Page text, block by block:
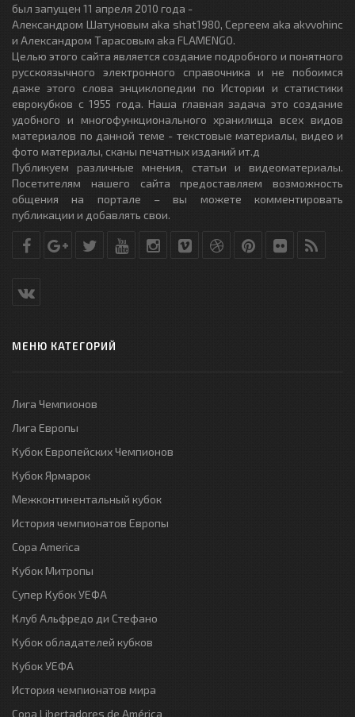
был запущен 11 апреля 2010 года -
Александром Шатуновым aka shat1980, Сергеем aka akvvohinc
и Александром Тарасовым aka FLAMENGO.
Целью этого сайта является создание подробного и понятного
русскоязычного электронного справочника и не побоимся
даже этого слова энциклопедии по Истории и статистики
еврокубков с 1955 года. Наша главная задача это создание
удобного и многофункционального хранилища всех видов
материалов по данной теме - текстовые материалы, видео и
фото материалы, сканы печатных изданий ит.д
Публикуем различные мнения, статьи и видеоматериалы.
Посетителям нашего сайта предоставляем возможность
общения на портале – вы можете комментировать
публикации и добавлять свои.
МЕНЮ КАТЕГОРИЙ
Лига Чемпионов
Лига Европы
Кубок Европейских Чемпионов
Кубок Ярмарок
Межконтинентальный кубок
История чемпионатов Европы
Copa America
Кубок Митропы
Супер Кубок УЕФА
Клуб Альфредо ди Стефано
Кубок обладателей кубков
Кубок УЕФА
История чемпионатов мира
Copa Libertadores de América